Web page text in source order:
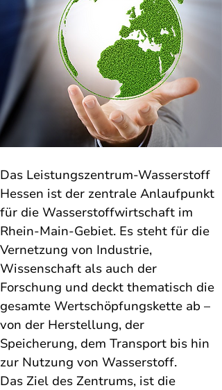
Das Leistungszentrum-Wasserstoff
Hessen ist der zentrale Anlaufpunkt
für die Wasserstoffwirtschaft im
Rhein-Main-Gebiet. Es steht für die
Vernetzung von Industrie,
Wissenschaft als auch der
Forschung und deckt thematisch die
gesamte Wertschöpfungskette ab –
von der Herstellung, der
Speicherung, dem Transport bis hin
zur Nutzung von Wasserstoff.
Das Ziel des Zentrums, ist die